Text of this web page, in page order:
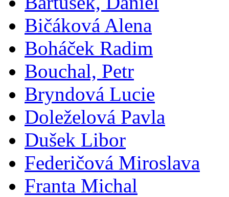
Bičáková Alena
Boháček Radim
Bouchal, Petr
Bryndová Lucie
Doleželová Pavla
Dušek Libor
Federičová Miroslava
Franta Michal